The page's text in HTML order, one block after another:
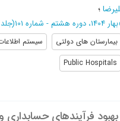
؛
بهار 1404، دوره هشتم - شماره 101(جلد دوم)
بیمارستان های دولتی سیستم
Public Hospitals